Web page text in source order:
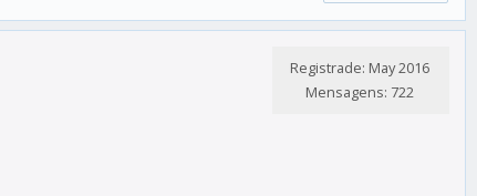
Registrade: May 2016
Mensagens: 722